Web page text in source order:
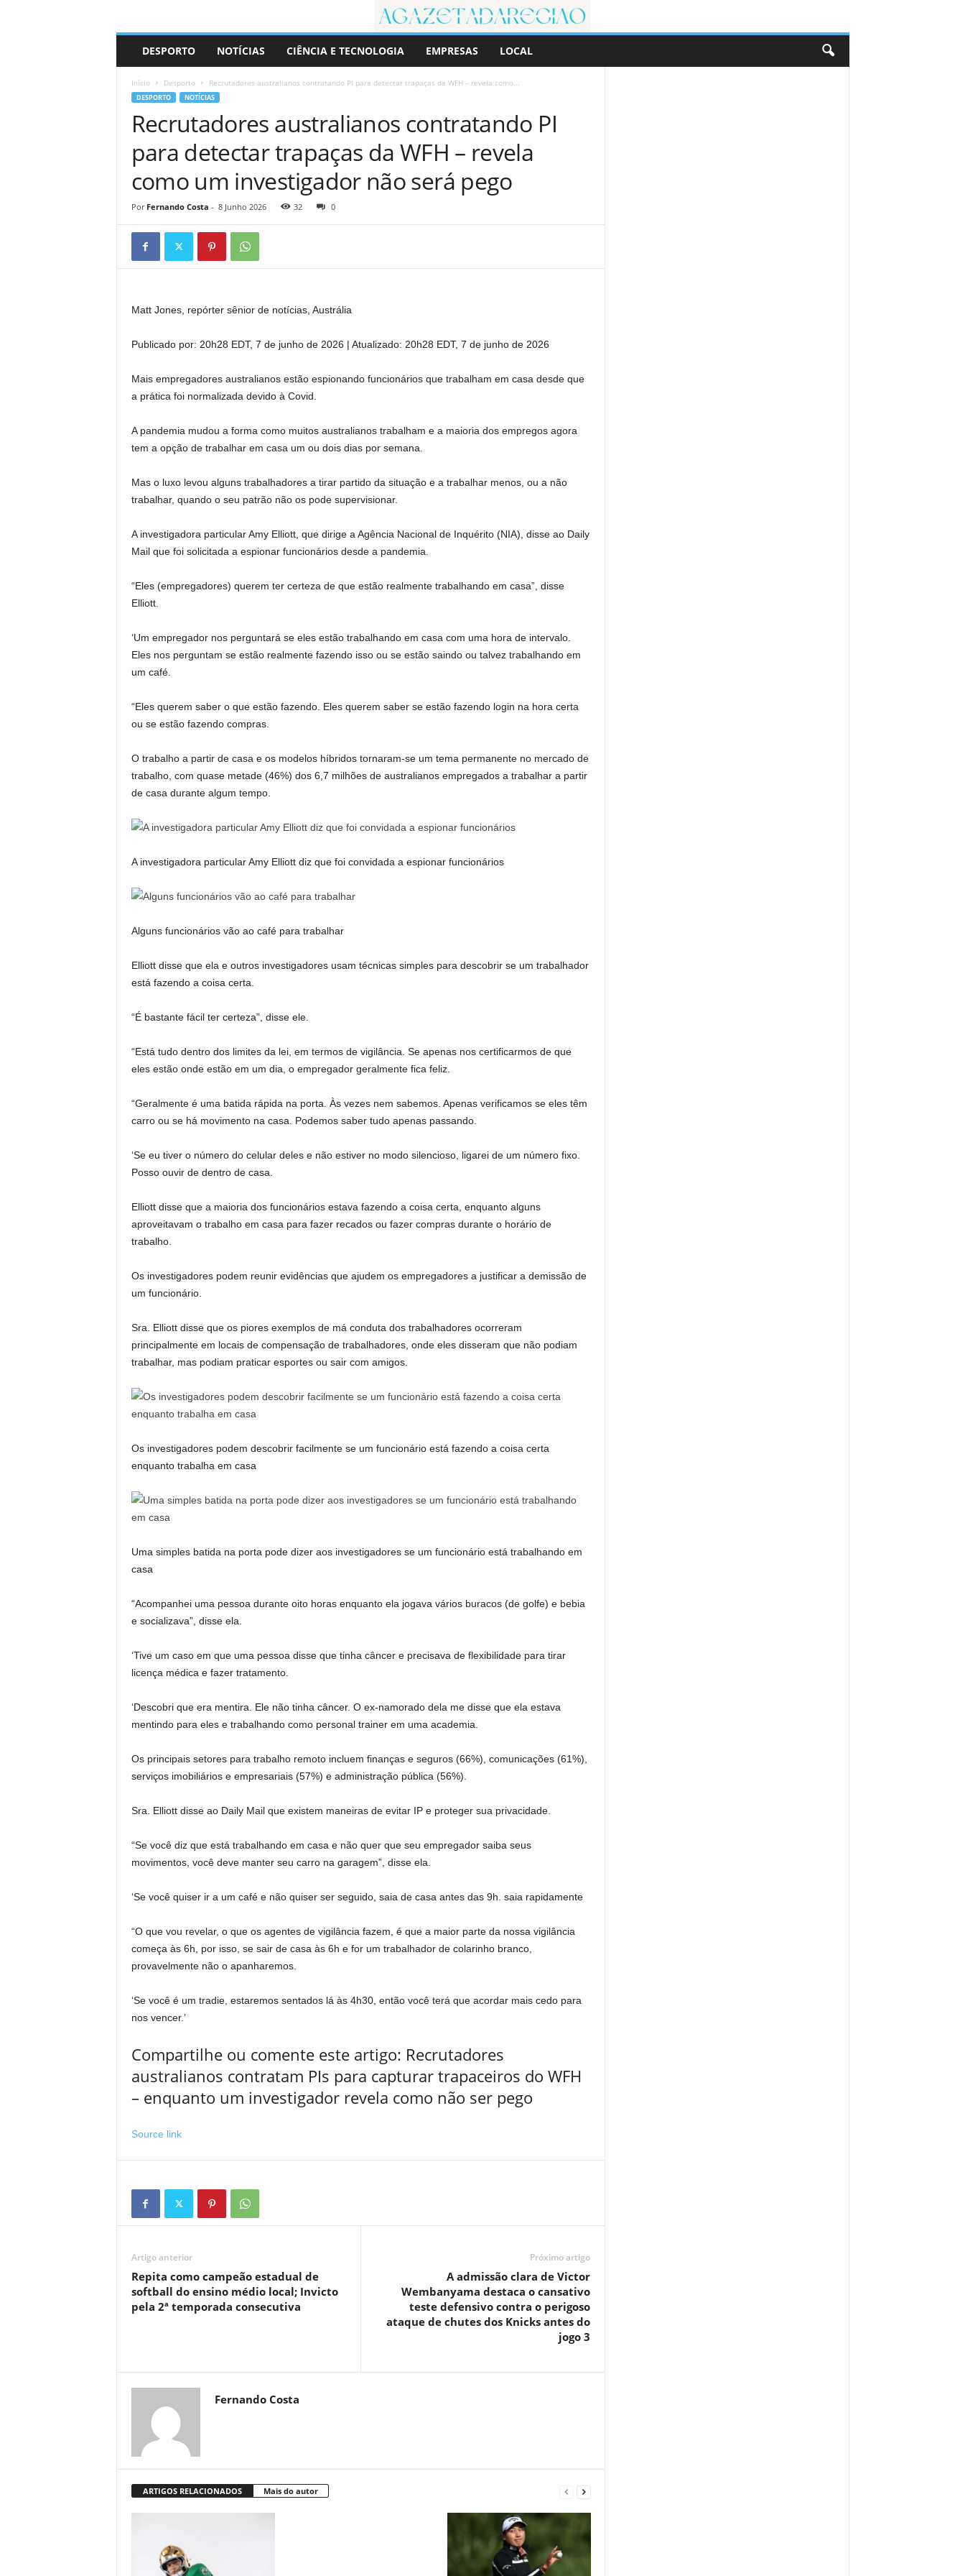
r
DESPORTO NOTÍCIAS CIÊNCIA E TECNOLOGIA EMPRESAS LOCAL
Início Desporto Recrutadores australianos contratando PI para detectar trapaças da WFH – revela como...
DESPORTO NOTÍCIAS
Recrutadores australianos contratando PI
para detectar trapaças da WFH – revela
como um investigador não será pego
Por Fernando Costa - 8 Junho 2026 32 0
Matt Jones, repórter sênior de notícias, Austrália
Publicado por: 20h28 EDT, 7 de junho de 2026 | Atualizado: 20h28 EDT, 7 de junho de 2026
Mais empregadores australianos estão espionando funcionários que trabalham em casa desde que
a prática foi normalizada devido à Covid.
A pandemia mudou a forma como muitos australianos trabalham e a maioria dos empregos agora
tem a opção de trabalhar em casa um ou dois dias por semana.
Mas o luxo levou alguns trabalhadores a tirar partido da situação e a trabalhar menos, ou a não
trabalhar, quando o seu patrão não os pode supervisionar.
A investigadora particular Amy Elliott, que dirige a Agência Nacional de Inquérito (NIA), disse ao Daily
Mail que foi solicitada a espionar funcionários desde a pandemia.
“Eles (empregadores) querem ter certeza de que estão realmente trabalhando em casa”, disse
Elliott.
‘Um empregador nos perguntará se eles estão trabalhando em casa com uma hora de intervalo.
Eles nos perguntam se estão realmente fazendo isso ou se estão saindo ou talvez trabalhando em
um café.
“Eles querem saber o que estão fazendo. Eles querem saber se estão fazendo login na hora certa
ou se estão fazendo compras.
O trabalho a partir de casa e os modelos híbridos tornaram-se um tema permanente no mercado de
trabalho, com quase metade (46%) dos 6,7 milhões de australianos empregados a trabalhar a partir
de casa durante algum tempo.
A investigadora particular Amy Elliott diz que foi convidada a espionar funcionários
Alguns funcionários vão ao café para trabalhar
Elliott disse que ela e outros investigadores usam técnicas simples para descobrir se um trabalhador
está fazendo a coisa certa.
“É bastante fácil ter certeza”, disse ele.
“Está tudo dentro dos limites da lei, em termos de vigilância. Se apenas nos certificarmos de que
eles estão onde estão em um dia, o empregador geralmente fica feliz.
“Geralmente é uma batida rápida na porta. Às vezes nem sabemos. Apenas verificamos se eles têm
carro ou se há movimento na casa. Podemos saber tudo apenas passando.
‘Se eu tiver o número do celular deles e não estiver no modo silencioso, ligarei de um número fixo.
Posso ouvir de dentro de casa.
Elliott disse que a maioria dos funcionários estava fazendo a coisa certa, enquanto alguns
aproveitavam o trabalho em casa para fazer recados ou fazer compras durante o horário de
trabalho.
Os investigadores podem reunir evidências que ajudem os empregadores a justificar a demissão de
um funcionário.
Sra. Elliott disse que os piores exemplos de má conduta dos trabalhadores ocorreram
principalmente em locais de compensação de trabalhadores, onde eles disseram que não podiam
trabalhar, mas podiam praticar esportes ou sair com amigos.
Os investigadores podem descobrir facilmente se um funcionário está fazendo a coisa certa
enquanto trabalha em casa
Uma simples batida na porta pode dizer aos investigadores se um funcionário está trabalhando em
casa
“Acompanhei uma pessoa durante oito horas enquanto ela jogava vários buracos (de golfe) e bebia
e socializava”, disse ela.
‘Tive um caso em que uma pessoa disse que tinha câncer e precisava de flexibilidade para tirar
licença médica e fazer tratamento.
‘Descobri que era mentira. Ele não tinha câncer. O ex-namorado dela me disse que ela estava
mentindo para eles e trabalhando como personal trainer em uma academia.
Os principais setores para trabalho remoto incluem finanças e seguros (66%), comunicações (61%),
serviços imobiliários e empresariais (57%) e administração pública (56%).
Sra. Elliott disse ao Daily Mail que existem maneiras de evitar IP e proteger sua privacidade.
“Se você diz que está trabalhando em casa e não quer que seu empregador saiba seus
movimentos, você deve manter seu carro na garagem”, disse ela.
‘Se você quiser ir a um café e não quiser ser seguido, saia de casa antes das 9h. saia rapidamente
“O que vou revelar, o que os agentes de vigilância fazem, é que a maior parte da nossa vigilância
começa às 6h, por isso, se sair de casa às 6h e for um trabalhador de colarinho branco,
provavelmente não o apanharemos.
‘Se você é um tradie, estaremos sentados lá às 4h30, então você terá que acordar mais cedo para
nos vencer.’
Compartilhe ou comente este artigo: Recrutadores
australianos contratam PIs para capturar trapaceiros do WFH
– enquanto um investigador revela como não ser pego
Source link
Artigo anterior
Repita como campeão estadual de
softball do ensino médio local; Invicto
pela 2ª temporada consecutiva
Próximo artigo
A admissão clara de Victor
Wembanyama destaca o cansativo
teste defensivo contra o perigoso
ataque de chutes dos Knicks antes do
jogo 3
Fernando Costa
ARTIGOS RELACIONADOS Mais do autor